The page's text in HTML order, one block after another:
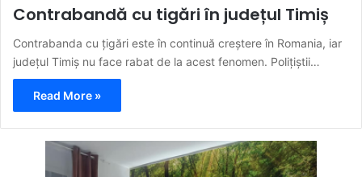
Contrabandă cu tigări în județul Timiș
Contrabanda cu țigări este în continuă creștere în Romania, iar
județul Timiș nu face rabat de la acest fenomen. Polițiștii…
Read More »